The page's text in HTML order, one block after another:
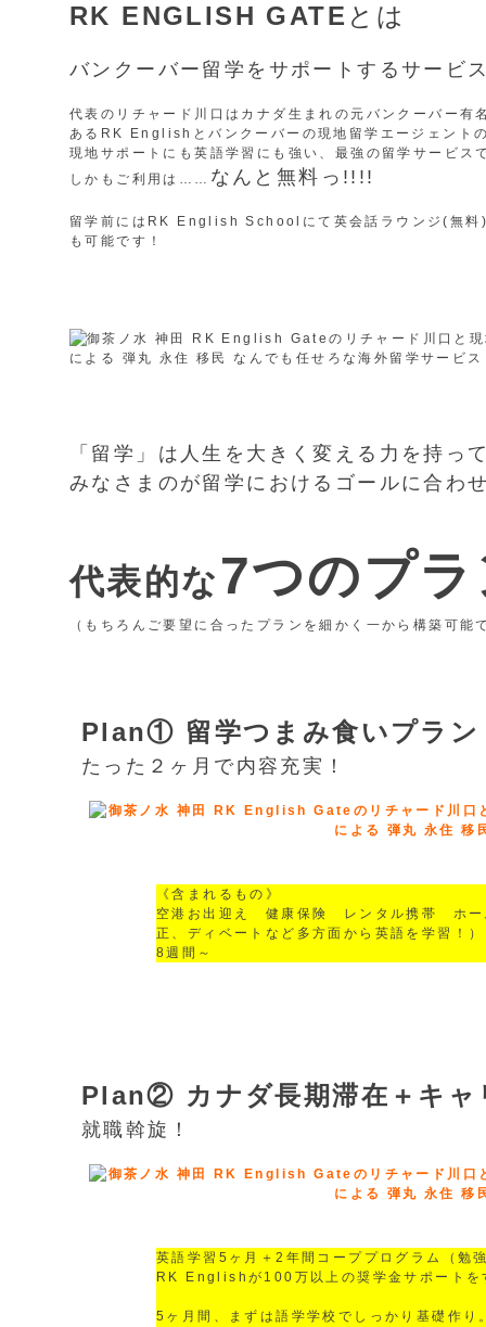
RK ENGLISH GATE とは
バンクーバー留学をサポートするサービ
代表のリチャード川口はカナダ生まれの元バンクーバー
あるRK Englishとバンクーバーの現地留学エージェント
現地サポートにも英語学習にも強い、最強の留学サービス
しかもご利用は…… なんと無料っ!!!!
留学前にはRK English Schoolにて英会話ラウンジ(無料
も可能です！
「留学」は人生を大きく変える力を持っ
みなさまのが留学におけるゴールに合わ
代表的な7つのプ
（もちろんご要望に合ったプランを細かく一から構築可能
Plan① 留学つまみ食いプラン
たった２ヶ月で内容充実！
《含まれるもの》
空港お出迎え 健康保険 レンタル携帯 ホー
正、ディベートなど多方面から英語を学習！
8週間～
Plan② カナダ長期滞在＋キャ
就職斡旋！
英語学習5ヶ月＋2年間コーププログラム（勉
RK Englishが100万以上の奨学金サポートを
5ヶ月間、まずは語学学校でしっかり基礎作